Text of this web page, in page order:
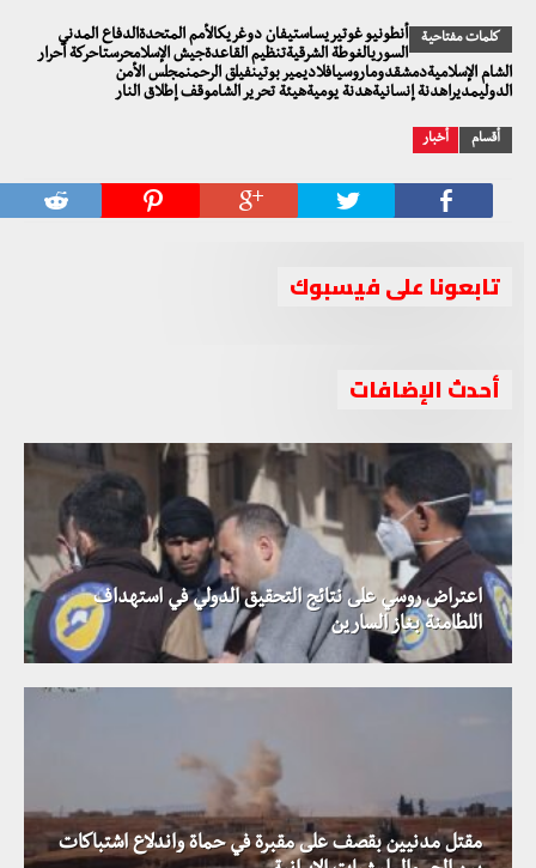
كلمات مفتاحية
أنطونيو غوتيريساستيفان دوغريكالأمم المتحدةالدفاع المدني
السوريالغوطة الشرقيةتنظيم القاعدةجيش الإسلامحرستاحركة أحرار
الشام الإسلاميةدمشقدوماروسيافلاديمير بوتينفيلق الرحمنمجلس الأمن
الدوليمديراهدنة إنسانيةهدنة يوميةهيئة تحرير الشاموقف إطلاق النار
أقسام أخبار
تابعونا على فيسبوك
أحدث الإضافات
اعتراض روسي على نتائج التحقيق الدولي في استهداف
اللطامنة بغاز السارين
مقتل مدنيين بقصف على مقبرة في حماة واندلاع اشتباكات